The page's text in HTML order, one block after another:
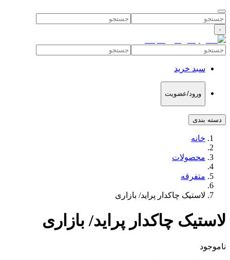
۰
سبد خرید
ورود/عضویت
دسته بندی
خانه
محصولات
متفرقه
لاستیک چاکدار پراید/ بازاری
لاستیک چاکدار پراید/ بازاری
ناموجود